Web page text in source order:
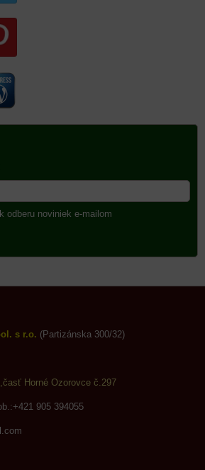
odberu noviniek e-mailom
s r.o. (Partizánska 300/32)
Horné Ozorovce č.297
905 394055